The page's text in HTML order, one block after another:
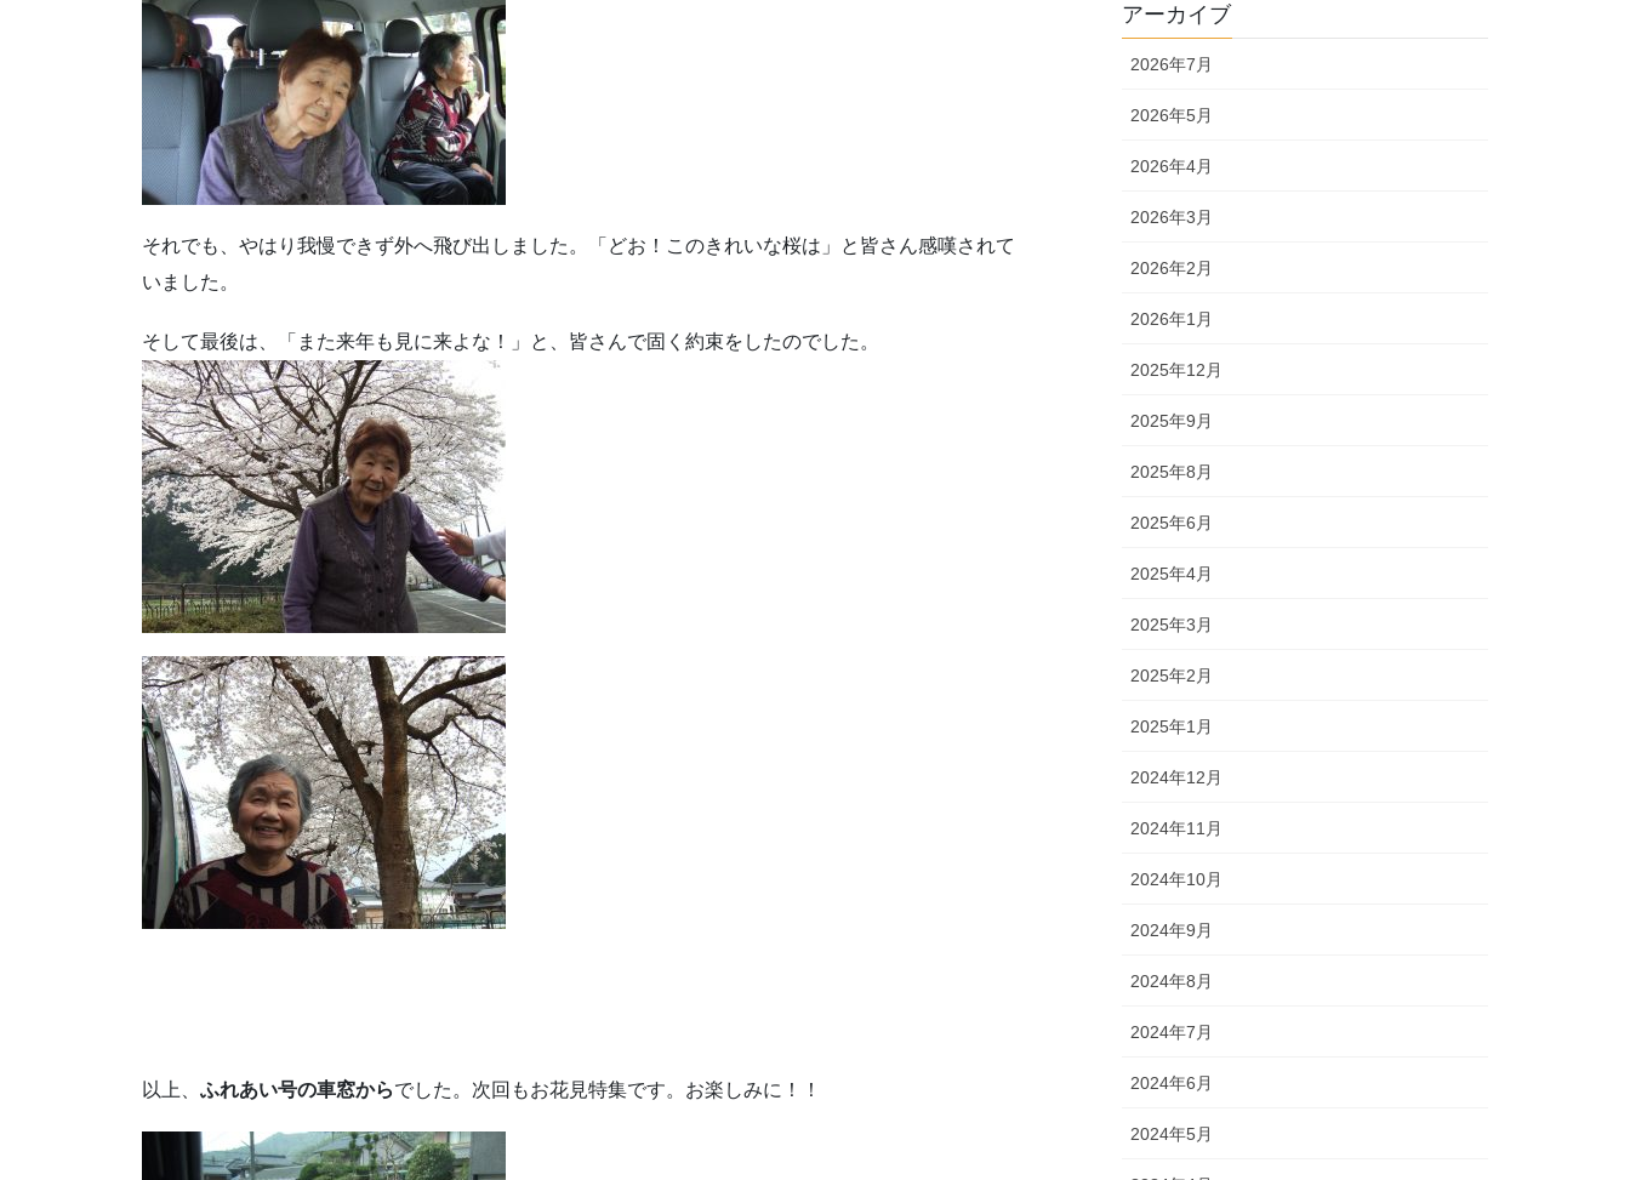
それでも、やはり我慢できず外へ飛び出しました。「どお！このきれいな桜は」と皆さん感嘆されて
いました。
そして最後は、「また来年も見に来よな！」と、皆さんで固く約束をしたのでした。
以上、 ふれあい号の車窓からでした。次回もお花見特集です。お楽しみに！！
アーカイブ
2026年7月
2026年5月
2026年4月
2026年3月
2026年2月
2026年1月
2025年12月
2025年9月
2025年8月
2025年6月
2025年4月
2025年3月
2025年2月
2025年1月
2024年12月
2024年11月
2024年10月
2024年9月
2024年8月
2024年7月
2024年6月
2024年5月